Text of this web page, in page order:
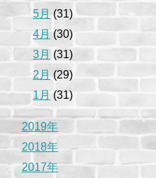
5月 (31)
4月 (30)
3月 (31)
2月 (29)
1月 (31)
2019年
2018年
2017年